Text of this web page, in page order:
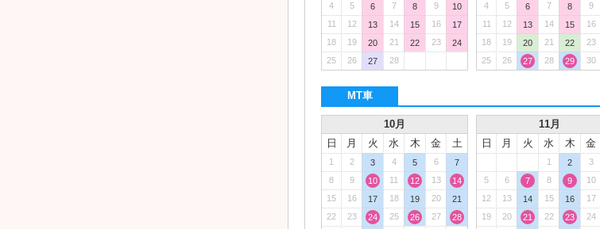
4
5 6 7 8 9
10
11
12 13 14 15 16
17
18
19 20 21 22 23
24
25
26 27 28
4
5 6 7 8 9
11
12 13 14 15 16
18
19 20 21 22 23
25
26 27 28 29 30
MT車
10月
日 月 火 水 木 金 土
1 2 3 4 5 6
7
8
9 10 11 12 13
14
15
16 17 18 19 20
21
22
23 24 25 26 27
28
11月
日 月 火 水 木 金
1 2 3
5
6 7 8 9 10
12
13 14 15 16 17
19
20 21 22 23 24